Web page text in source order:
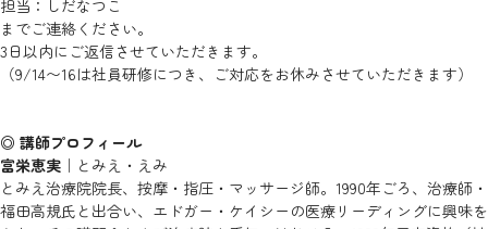
担当：しだなつこ
までご連絡ください。
3日以内にご返信させていただきます。
（9/14〜16は社員研修につき、ご対応をお休みさせていただきます）
◎ 講師プロフィール
富栄恵実 ｜とみえ・えみ
とみえ治療院院長、按摩・指圧・マッサージ師。1990年ごろ、治療師・
福田高規氏と出合い、エドガー・ケイシーの医療リーディングに興味を